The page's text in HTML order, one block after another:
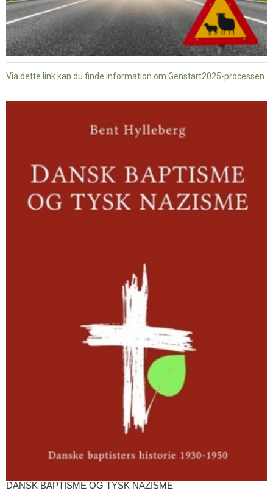
Via dette link kan du finde information om Genstart2025-processen.
DANSK BAPTISME OG TYSK NAZISME